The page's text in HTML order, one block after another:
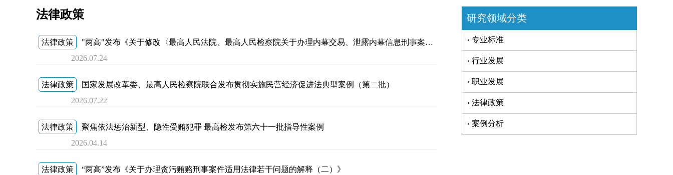
法律政策
法律政策
"两高"发布《关于修改〈最高人民法院、最高人民检察院关于办理内幕交易、泄露内幕信息刑事案件具体应用法律若干问题的解释〉的决定》
2026.07.24
法律政策
国家发展改革委、最高人民检察院联合发布贯彻实施民营经济促进法典型案例（第二批）
2026.07.22
法律政策
聚焦依法惩治新型、隐性受贿犯罪 最高检发布第六十一批指导性案例
2026.04.14
法律政策
“两高”发布《关于办理贪污贿赂刑事案件适用法律若干问题的解释（二）》
研究领域分类
‹ 专业标准
‹ 行业发展
‹ 职业发展
‹ 法律政策
‹ 案例分析